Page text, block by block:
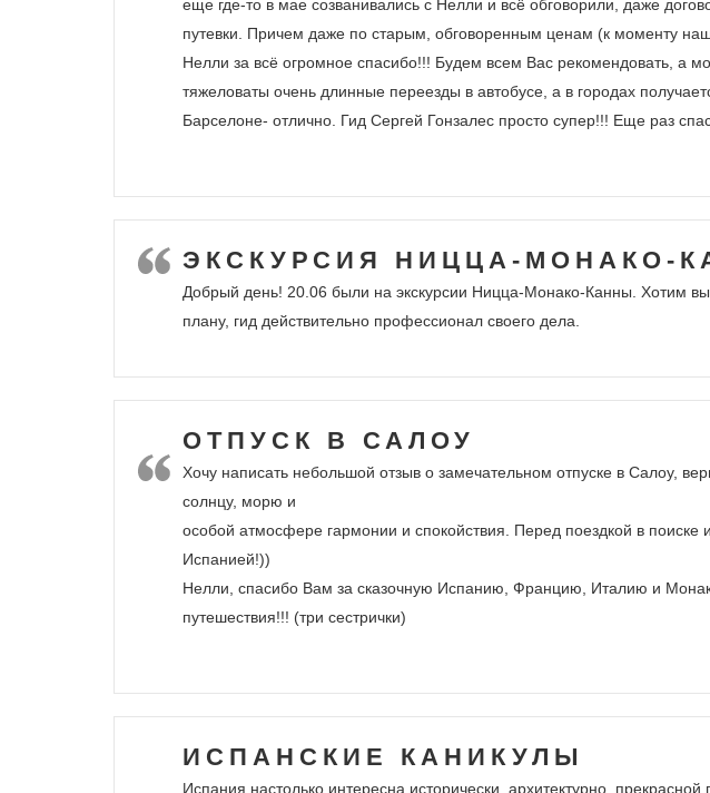
еще где-то в мае созванивались с Нелли и всё обговорили, даже
путевки. Причем даже по старым, обговоренным ценам (к моменту
Нелли за всё огромное спасибо!!! Будем всем Вас рекомендовать, а
тяжеловаты очень длинные переезды в автобусе, а в городах
Барселоне- отлично. Гид Сергей Гонзалес просто супер!!! Еще раз
ЭКСКУРСИЯ НИЦЦА-МОНАКО-
Добрый день! 20.06 были на экскурсии Ницца-Монако-Канны. Хотим
плану, гид действительно профессионал своего дела.
ОТПУСК В САЛОУ
Хочу написать небольшой отзыв о замечательном отпуске в Салоу,
солнцу, морю и
особой атмосфере гармонии и спокойствия. Перед поездкой в
Испанией!))
Нелли, спасибо Вам за сказочную Испанию, Францию, Италию и
путешествия!!! (три сестрички)
ИСПАНСКИЕ КАНИКУЛЫ
Испания настолько интересна исторически, архитектурно,